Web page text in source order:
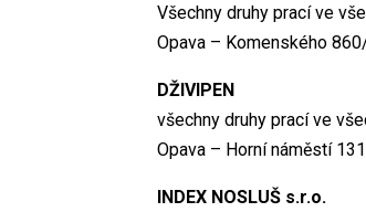
Všechny druhy prací ve
Opava – Komenského
DŽIVIPEN
všechny druhy prací ve
Opava – Horní náměstí
INDEX NOSLUŠ s.r.o.